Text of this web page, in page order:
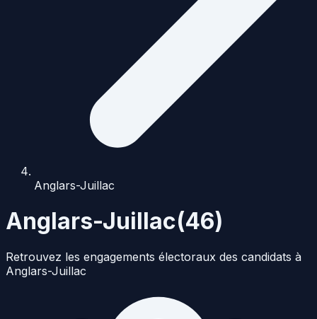
Anglars-Juillac
Anglars-Juillac(46)
Retrouvez les engagements électoraux des candidats à
Anglars-Juillac